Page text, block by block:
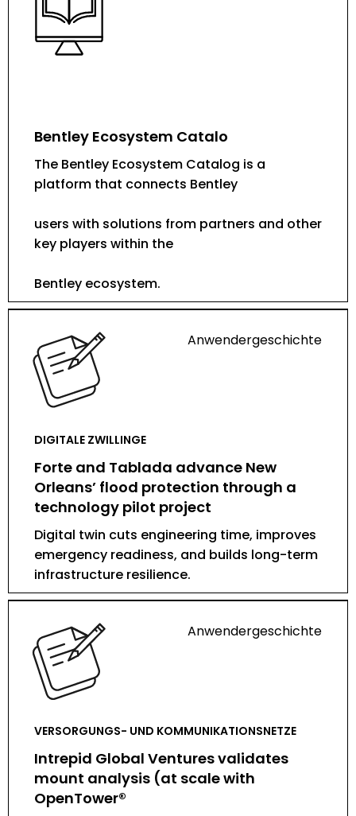
Bentley Ecosystem Catalo
The Bentley Ecosystem Catalog is a
platform that connects Bentley
users with solutions from partners and other
key players within the
Bentley ecosystem.
Anwendergeschichte
DIGITALE ZWILLINGE
Forte and Tablada advance New
Orleans’ flood protection through a
technology pilot project
Digital twin cuts engineering time, improves
emergency readiness, and builds long-term
infrastructure resilience.
Anwendergeschichte
VERSORGUNGS- UND KOMMUNIKATIONSNETZE
Intrepid Global Ventures validates
mount analysis (at scale with
OpenTower®